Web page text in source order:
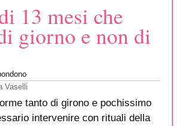
13 mesi che
giorno e non di
Vaselli
tanto di girono e pochissimo
intervenire con rituali della